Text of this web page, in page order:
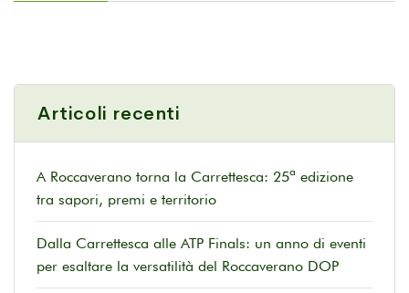
Articoli recenti
A Roccaverano torna la Carrettesca: 25ª edizione
tra sapori, premi e territorio
Dalla Carrettesca alle ATP Finals: un anno di eventi
per esaltare la versatilità del Roccaverano DOP